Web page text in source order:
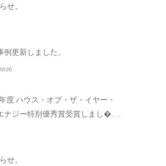
せ。
例更新しました。
度 ハウス・オブ・ザ・イヤー・
ナジー特別優秀賞受賞しまし�. . .
せ。